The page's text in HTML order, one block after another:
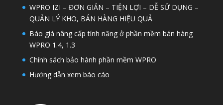
WPRO IZI – ĐƠN GIẢN – TIỆN LỢI – DỄ SỬ DỤNG –
QUẢN LÝ KHO, BÁN HÀNG HIỆU QUẢ
Báo giá nâng cấp tính năng ở phần mềm bán hàng
WPRO 1.4, 1.3
Chính sách bảo hành phần mềm WPRO
Hướng dẫn xem báo cáo